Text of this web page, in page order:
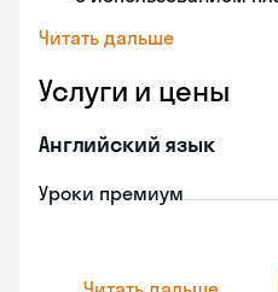
Читать дальше
Услуги и цены
Английский язык
Уроки премиум